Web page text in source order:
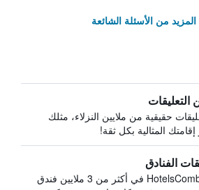
من الأسئلة الشائعة
التعليقات
حقيقية من ملايين النزلاء، مثلك
المثالية بكل ثقة!
الفنادق
يبحث HotelsCombined في أكثر من 3 ملايين فندق